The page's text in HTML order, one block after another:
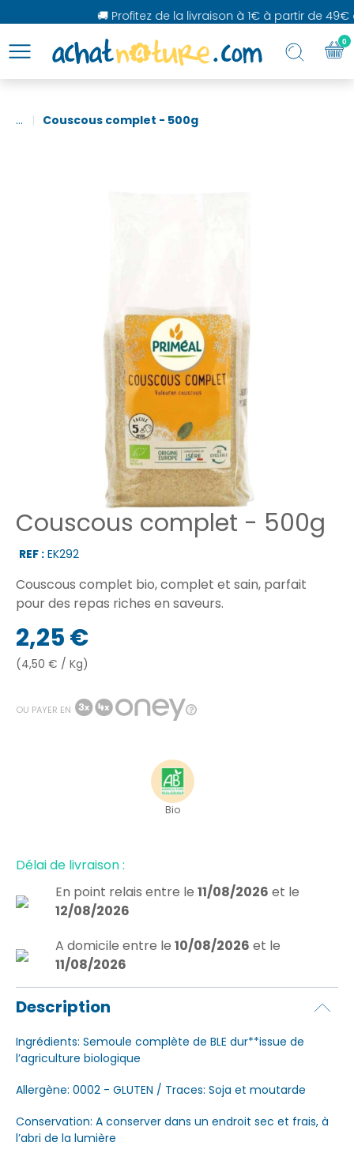
🚚 Profitez de la livraison à 1€ à partir de 49€
... Couscous complet - 500g
Couscous complet - 500g
REF : EK292
Couscous complet bio, complet et sain, parfait
pour des repas riches en saveurs.
2,25 €
(4,50 € / Kg)
OU PAYER EN
Bio
Délai de livraison :
En point relais entre le 11/08/2026 et le
12/08/2026
A domicile entre le 10/08/2026 et le
11/08/2026
Description
Ingrédients: Semoule complète de BLE dur**issue de
l’agriculture biologique
Allergène: 0002 - GLUTEN / Traces: Soja et moutarde
Conservation: A conserver dans un endroit sec et frais, à
l’abri de la lumière
0